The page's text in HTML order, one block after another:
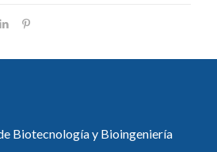
Biotecnología y Bioingeniería